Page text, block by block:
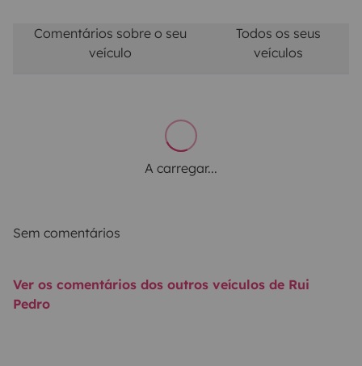
Comentários sobre o seu
veículo
Todos os seus
veículos
A carregar...
Sem comentários
Ver os comentários dos outros veículos de Rui
Pedro